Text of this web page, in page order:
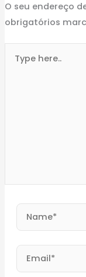
O seu endereço
obrigatórios
here..
Name*